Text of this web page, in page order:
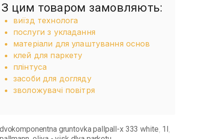
З цим товаром замовляють:
виїзд технолога
послуги з укладання
матеріали для улаштування основ
клей для паркету
плінтуса
засоби для догляду
зволожувачі повітря
gruntovka pallpall-x 333 white 1l